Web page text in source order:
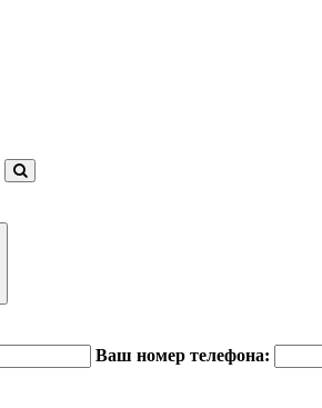
Ваш номер телефона: